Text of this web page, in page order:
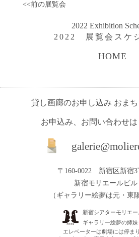
<<前の展覧会
2022 Exhibition
2022 展覧会スケ
HOME
貸し画廊のお申し込み おまち
お申込み、お問い合わせは
〒160-0022 新宿区新宿3
新宿モリエールビル
（ギャラリー絵夢は元・東
新宿シアターモリエー
ギャラリー絵夢の姉
エレベーターは劇場には停ま